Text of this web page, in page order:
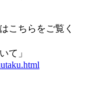
こちらをご覧く
て」